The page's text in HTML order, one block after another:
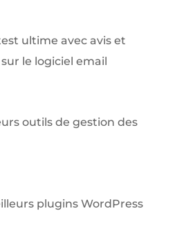
ultime avec avis et
le logiciel email
outils de gestion des
plugins WordPress